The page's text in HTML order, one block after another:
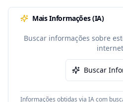
Mais Informações (IA)
Buscar informações sobre
Buscar
Informações obtidas via IA com